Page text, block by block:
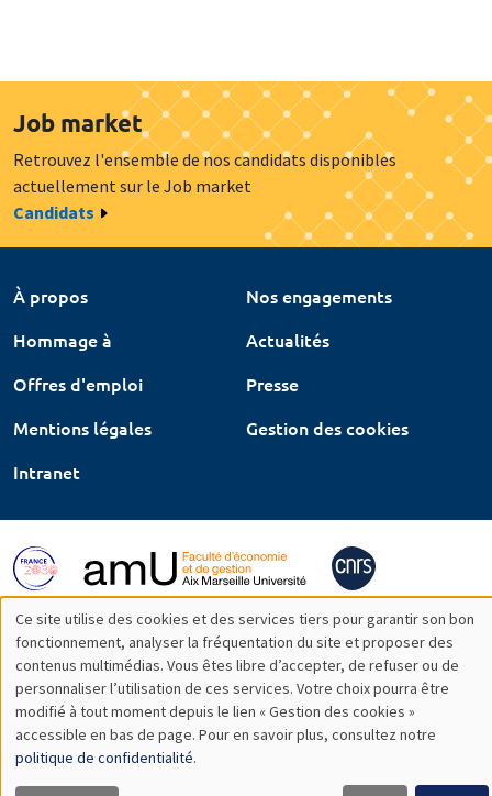
Job market
Retrouvez l'ensemble de nos candidats disponibles
actuellement sur le Job market
Candidats
À propos
Nos engagements
Hommage à
Actualités
Offres d'emploi
Presse
Mentions légales
Gestion des cookies
Intranet
Utilisation
des
données
personnelles
Ce site utilise des cookies et des services tiers pour garantir son bon
fonctionnement, analyser la fréquentation du site et proposer des
contenus multimédias. Vous êtes libre d’accepter, de refuser ou de
personnaliser l’utilisation de ces services. Votre choix pourra être
modifié à tout moment depuis le lien « Gestion des cookies »
accessible en bas de page. Pour en savoir plus, consultez notre
politique de confidentialité.